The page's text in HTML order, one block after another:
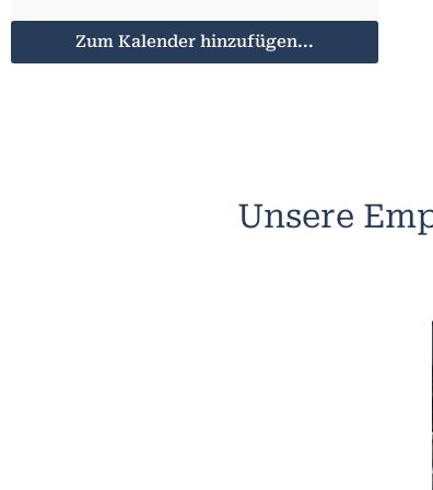
Zum Kalender hinzufügen...
Unsere